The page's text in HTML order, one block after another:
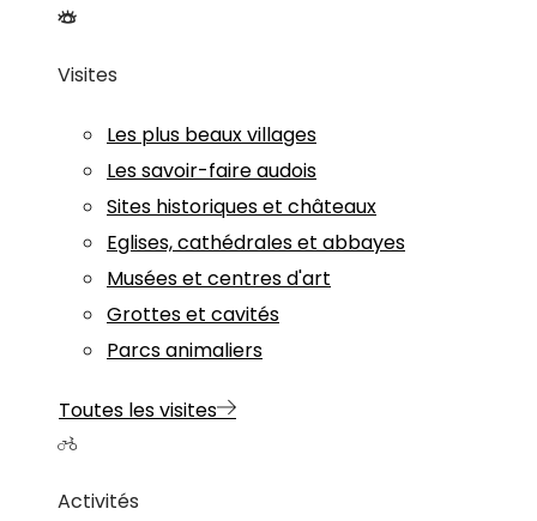
Visites
Les plus beaux villages
Les savoir-faire audois
Sites historiques et châteaux
Eglises, cathédrales et abbayes
Musées et centres d'art
Grottes et cavités
Parcs animaliers
Toutes les visites
Activités